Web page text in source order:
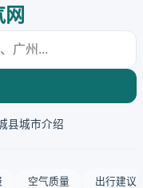
县城市介绍
空气质量 出行建议